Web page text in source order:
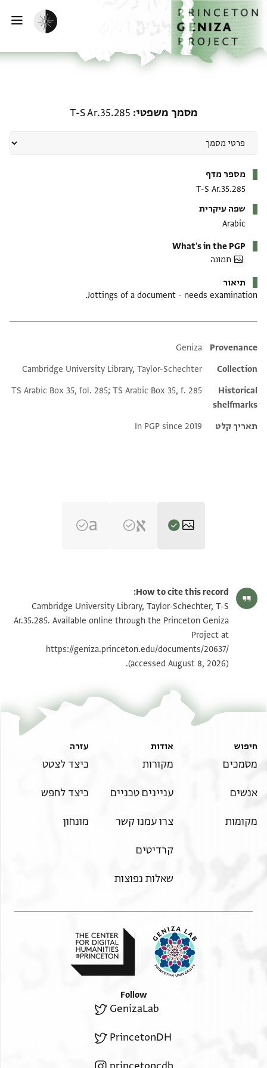
לתוכןהבית
הפעלת מצב כהה
מסמך משפטי T-S Ar.35.285
מספר מדף
T-S Ar.35.285
שפה עיקרית
Arabic
What's in the PGP
תמונה
תיאור
Jottings of a document - needs examination.
Additional metadata
Provenance
Geniza
Collection
Cambridge University Library, Taylor-Schechter
Historical
shelfmarks
TS Arabic Box 35, fol. 285; TS Arabic Box 35, f. 285
תאריך קלט In PGP since 2019
T-S Ar.35.285 1v הגדל וסובב
תנאי היתר שימוש בתצלום
How to cite this record:
Cambridge University Library, Taylor-Schechter, T-S
Ar.35.285. Available online through the Princeton Geniza
Project at
https://geniza.princeton.edu/documents/20637/
(accessed August 8, 2026).
חיפוש
מסמכים
אנשים
מקומות
אודות
מקורות
עניינים טכניים
צרו עמנו קשר
קרדיטים
שאלות נפוצות
עזרה
כיצד לצטט
כיצד לחפש
מונחון
Follow
GenizaLab
PrincetonDH